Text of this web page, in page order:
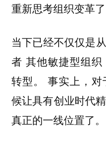
重新思考组织变革了
当下已经不仅仅是
者 其他敏捷型组
转型。 事实上，
候让具有创业时代
真正的一线位置了。